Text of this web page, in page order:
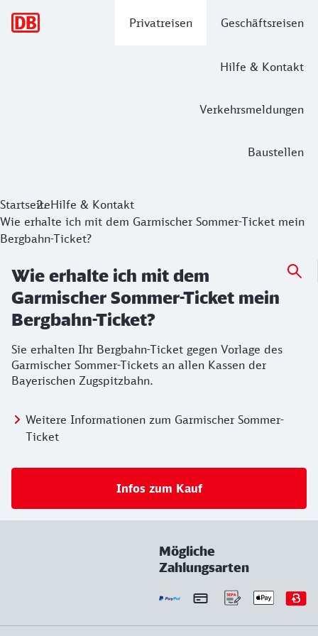
Privatreisen Geschäftsreisen
Hilfe & Kontakt
Verkehrsmeldungen
Baustellen
StartseiteHilfe & Kontakt
Wie erhalte ich mit dem Garmischer Sommer-Ticket mein
Bergbahn-Ticket?
Wie erhalte ich mit dem
Garmischer Sommer-Ticket mein
Bergbahn-Ticket?
Sie erhalten Ihr Bergbahn-Ticket gegen Vorlage des
Garmischer Sommer-Tickets an allen Kassen der
Bayerischen Zugspitzbahn.
Weitere Informationen zum Garmischer Sommer-
Ticket
Infos zum Kauf
Mögliche
Zahlungsarten